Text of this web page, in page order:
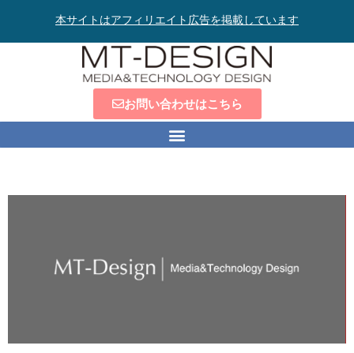
本サイトはアフィリエイト広告を掲載しています
お問い合わせはこちら